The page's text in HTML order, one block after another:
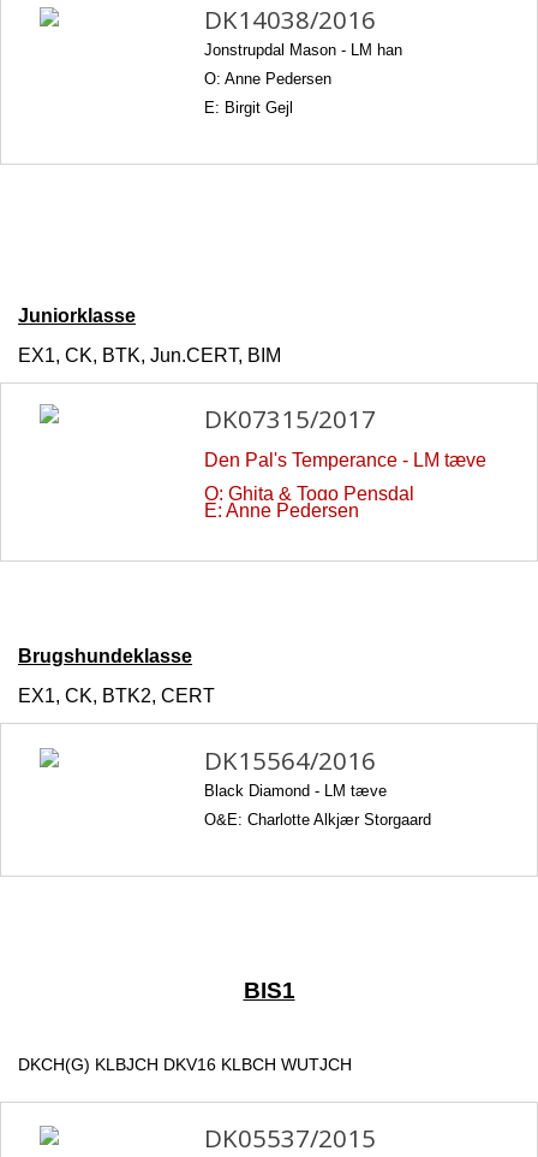
DK14038/2016
Jonstrupdal Mason - LM han
O: Anne Pedersen
E: Birgit Gejl
Juniorklasse
EX1, CK, BTK, Jun.CERT, BIM
DK07315/2017
Den Pal's Temperance - LM tæve
O: Ghita & Togo Pensdal
E: Anne Pedersen
Brugshundeklasse
EX1, CK, BTK2, CERT
DK15564/2016
Black Diamond - LM tæve
O&E: Charlotte Alkjær Storgaard
BIS1
DKCH(G) KLBJCH DKV16 KLBCH WUTJCH
DK05537/2015